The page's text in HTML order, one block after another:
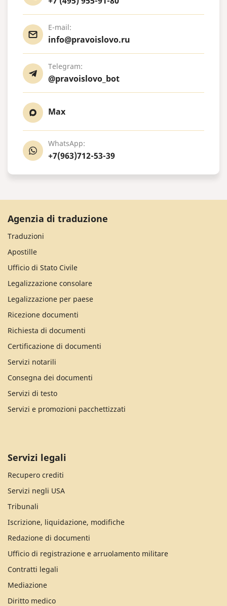
E-mail:
info@pravoislovo.ru
Telegram:
@pravoislovo_bot
Max
WhatsApp:
+7(963)712-53-39
Agenzia di traduzione
Traduzioni
Apostille
Ufficio di Stato Civile
Legalizzazione consolare
Legalizzazione per paese
Ricezione documenti
Richiesta di documenti
Certificazione di documenti
Servizi notarili
Consegna dei documenti
Servizi di testo
Servizi e promozioni pacchettizzati
Servizi legali
Recupero crediti
Servizi negli USA
Tribunali
Iscrizione, liquidazione, modifiche
Redazione di documenti
Ufficio di registrazione e arruolamento militare
Contratti legali
Mediazione
Diritto medico